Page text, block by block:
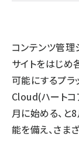
コンテンツ管理
サイトをはじめ
可能にするプラ
Cloud(ハートコ
月に始める、と
能を備え、さま